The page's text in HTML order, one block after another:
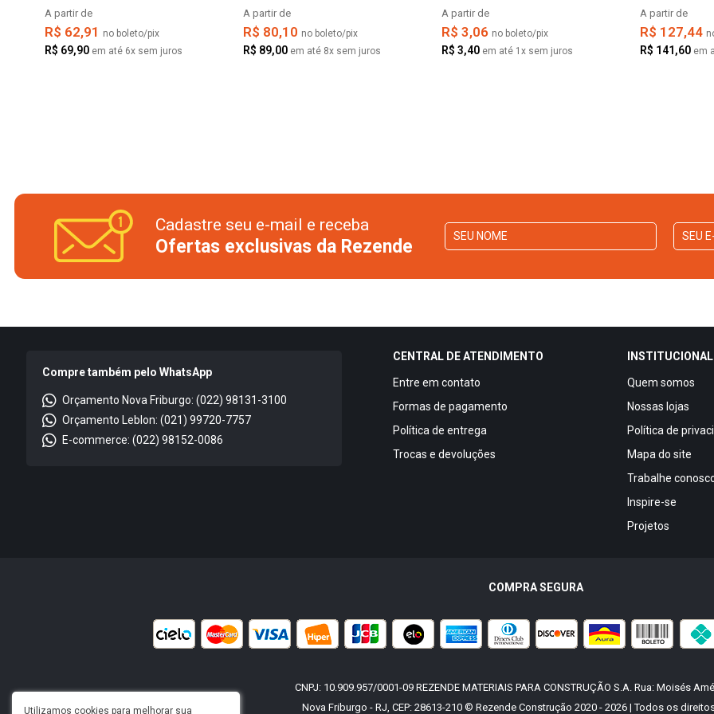
Utilizamos cookies para melhorar sua
A partir de
R$ 62,91 no boleto/pix
R$ 69,90 em até 6x sem juros
A partir de
R$ 80,10 no boleto/pix
R$ 89,00 em até 8x sem juros
A partir de
R$ 3,06 no boleto/pix
R$ 3,40 em até 1x sem juros
A partir de
R$ 127,44
R$ 141,60 em
Cadastre seu e-mail e receba
Ofertas exclusivas da Rezende
Compre também pelo WhatsApp
Orçamento Nova Friburgo: (022) 98131-3100
Orçamento Leblon: (021) 99720-7757
E-commerce: (022) 98152-0086
CENTRAL DE ATENDIMENTO
Entre em contato
Formas de pagamento
Política de entrega
Trocas e devoluções
INSTITUCIONAL
Quem somos
Nossas lojas
Política de
Mapa do site
Trabalhe
Inspire-se
Projetos
COMPRA SEGURA
CNPJ: 10.909.957/0001-09 REZENDE MATERIAIS PARA CONSTRUÇÃO S.A. Rua: Moisés
Nova Friburgo - RJ, CEP: 28613-210 © Rezende Construção 2020 - 2026 | Todos os